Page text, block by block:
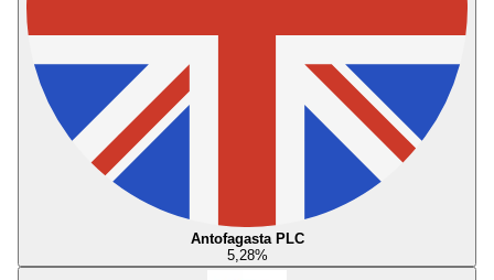
Antofagasta PLC
5,28%